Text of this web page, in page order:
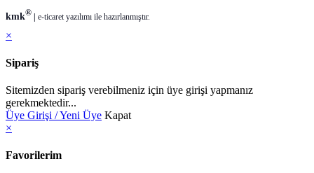
kmk® | e-ticaret yazılımı ile hazırlanmıştır.
×
Sipariş
Sitemizden sipariş verebilmeniz için üye girişi yapmanız
gerekmektedir...
Üye Girişi / Yeni Üye Kapat
×
Favorilerim